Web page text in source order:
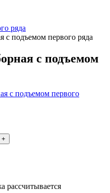
ряда
с подъемом первого ряда
с подъемом